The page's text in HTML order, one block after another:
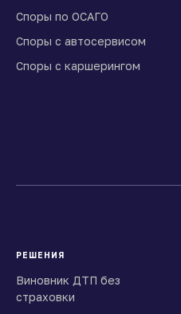
Споры по ОСАГО
Споры с автосервисом
Споры с каршерингом
РЕШЕНИЯ
Виновник ДТП без
страховки